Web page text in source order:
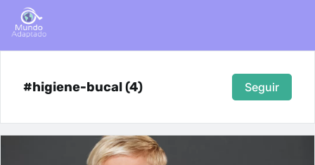
#higiene-bucal (4) Seguir